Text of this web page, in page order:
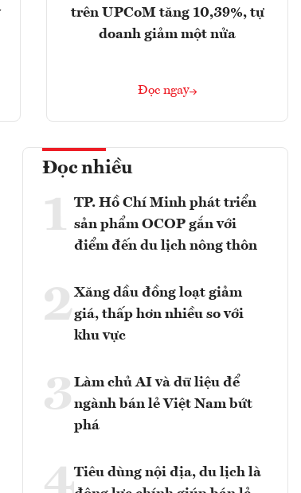
trên UPCoM tăng 10,39%, tự
doanh giảm một nửa
Đọc ngay
Đọc nhiều
1 TP. Hồ Chí Minh phát triển
sản phẩm OCOP gắn với
điểm đến du lịch nông thôn
2Xăng dầu đồng loạt giảm
giá, thấp hơn nhiều so với
khu vực
3 Làm chủ AI và dữ liệu để
ngành bán lẻ Việt Nam bứt
phá
Tiêu dùng nội địa, du lịch là